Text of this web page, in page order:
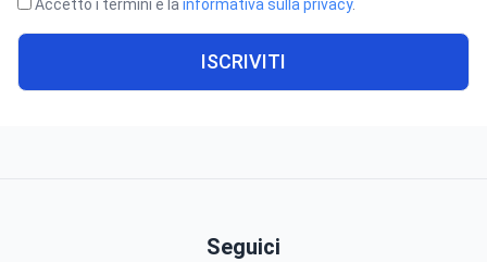
Accetto i termini e la informativa sulla privacy.
ISCRIVITI
Seguici